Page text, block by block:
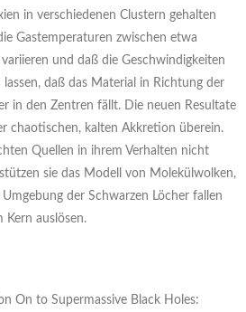
in verschiedenen Clustern gehalten
Gastemperaturen zwischen etwa
und daß die Geschwindigkeiten
lassen, daß das Material in Richtung der
in den Zentren fällt. Die neuen Resultate
chaotischen, kalten Akkretion überein.
Quellen in ihrem Verhalten nicht
sie das Modell von Molekülwolken,
der Schwarzen Löcher fallen
auslösen.
On to Supermassive Black Holes: